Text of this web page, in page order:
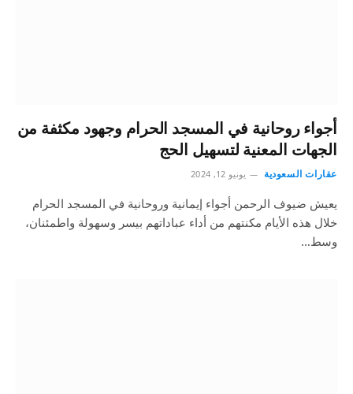
أجواء روحانية في المسجد الحرام وجهود مكثفة من
الجهات المعنية لتسهيل الحج
عقارات السعودية يونيو 12, 2024
يعيش ضيوف الرحمن أجواء إيمانية وروحانية في المسجد الحرام
خلال هذه الأيام مكنتهم من أداء عباداتهم بيسر وسهولة واطمئنان،
وسط…